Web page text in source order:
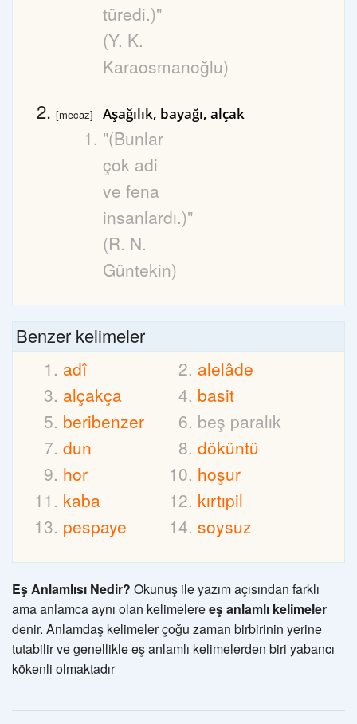
türedi.)"
(Y. K.
Karaosmanoğlu)
[mecaz] Aşağılık, bayağı, alçak
"(Bunlar
çok adi
ve fena
insanlardı.)"
(R. N.
Güntekin)
Benzer kelimeler
adî
alelâde
alçakça
basit
beribenzer
beş paralık
dun
döküntü
hor
hoşur
kaba
kırtıpil
pespaye
soysuz
Eş Anlamlısı Nedir? Okunuş ile yazım açısından farklı
ama anlamca aynı olan kelimelereeş anlamlı kelimeler
denir. Anlamdaş kelimeler çoğu zaman birbirinin yerine
tutabilir ve genellikle eş anlamlı kelimelerden biri yabancı
kökenli olmaktadır